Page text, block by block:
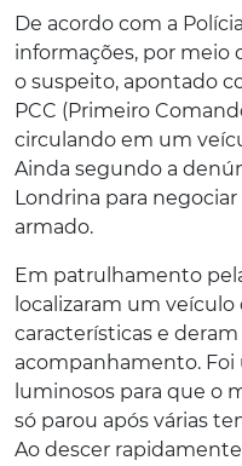
De acordo com a
informações, por meio
o suspeito, apontado
PCC (Primeiro
circulando em um
Ainda segundo a
Londrina para
armado.
Em patrulhamento
localizaram um
características e
acompanhamento. Foi
luminosos para que o
só parou após várias
Ao descer